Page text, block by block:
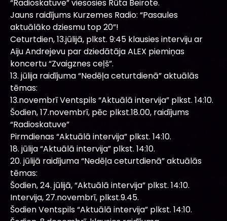
“Radioskatuve” viesosies Rūta Beirote.
Jauns raidījums Kurzemes Radio: “Pasaules
aktuālāko dziesmu top 20”!
Ceturtdien, 13.jūlijā, plkst. 9:45 klausies interviju ar
Aiju Andrejevu par dziedātāja ALEX piemiņas
koncertu “Zvaigznes ceļš”.
13. jūlija raidījuma “Nedēļa ceturtdienā” aktuālās
tēmas:
13.novembrī Ventspils “Aktuālā intervija” plkst. 14:10.
Šodien, 17.novembrī, pēc plkst.18.00, raidījums
“Radioskatuve”
Pirmdienas “Aktuālā intervija” plkst. 14:10.
18. jūlija “Aktuālā intervija” plkst. 14:10.
20. jūlijā raidījuma “Nedēļa ceturtdienā” aktuālās
tēmas:
Šodien, 24. jūlijā, “Aktuālā intervija” plkst. 14:10.
Intervija, 27.novembrī, plkst.9.45.
Šodien Ventspils “Aktuālā intervija” plkst. 14:10.